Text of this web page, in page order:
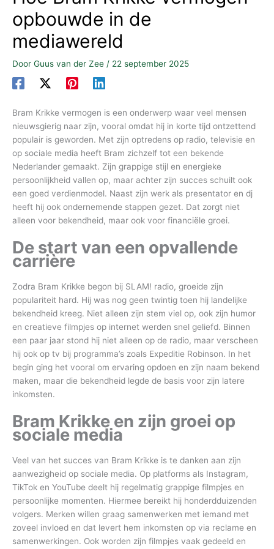
opbouwde in de
mediawereld
Door Guus van der Zee / 22 september 2025
Bram Krikke vermogen is een onderwerp waar veel mensen
nieuwsgierig naar zijn, vooral omdat hij in korte tijd ontzettend
populair is geworden. Met zijn optredens op radio, televisie en
op sociale media heeft Bram zichzelf tot een bekende
Nederlander gemaakt. Zijn grappige stijl en energieke
persoonlijkheid vallen op, maar achter zijn succes schuilt ook
een goed verdienmodel. Naast zijn werk als presentator en dj
heeft hij ook ondernemende stappen gezet. Dat zorgt niet
alleen voor bekendheid, maar ook voor financiële groei.
De start van een opvallende
carrière
Zodra Bram Krikke begon bij SLAM! radio, groeide zijn
populariteit hard. Hij was nog geen twintig toen hij landelijke
bekendheid kreeg. Niet alleen zijn stem viel op, ook zijn humor
en creatieve filmpjes op internet werden snel geliefd. Binnen
een paar jaar stond hij niet alleen op de radio, maar verscheen
hij ook op tv bij programma’s zoals Expeditie Robinson. In het
begin ging het vooral om ervaring opdoen en zijn naam bekend
maken, maar die bekendheid legde de basis voor zijn latere
inkomsten.
Bram Krikke en zijn groei op
sociale media
Veel van het succes van Bram Krikke is te danken aan zijn
aanwezigheid op sociale media. Op platforms als Instagram,
TikTok en YouTube deelt hij regelmatig grappige filmpjes en
persoonlijke momenten. Hiermee bereikt hij honderdduizenden
volgers. Merken willen graag samenwerken met iemand met
zoveel invloed en dat levert hem inkomsten op via reclame en
samenwerkingen. Ook worden zijn filmpjes vaak gedeeld en